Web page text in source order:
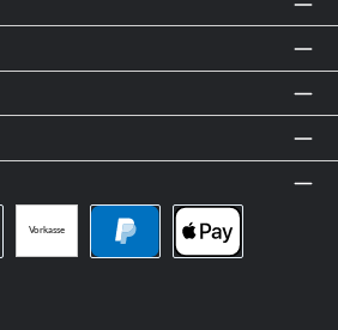
Vorkasse